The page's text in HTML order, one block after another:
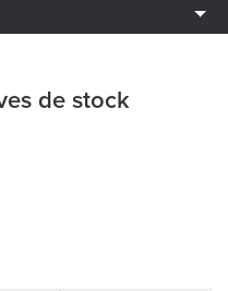
de stock